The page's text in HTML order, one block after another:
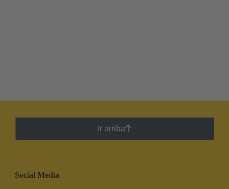
Ir arriba
Social Media